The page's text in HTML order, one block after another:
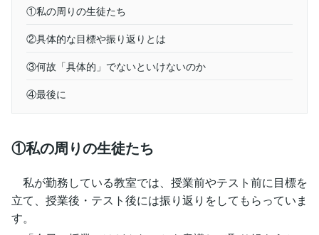
①私の周りの生徒たち
②具体的な目標や振り返りとは
③何故「具体的」でないといけないのか
④最後に
①私の周りの生徒たち
私が勤務している教室では、授業前やテスト前に目標を
立て、授業後・テスト後には振り返りをしてもらっていま
す。